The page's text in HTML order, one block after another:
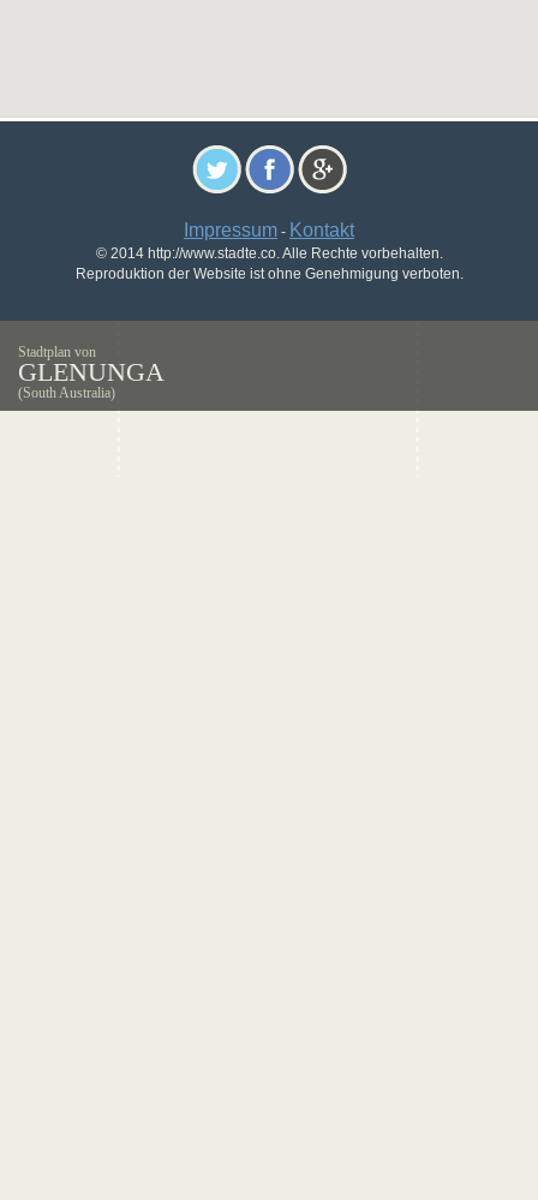
Impressum - Kontakt
© 2014 http://www.stadte.co. Alle Rechte vorbehalten.
Reproduktion der Website ist ohne Genehmigung verboten.
Stadtplan von
GLENUNGA
(South Australia)